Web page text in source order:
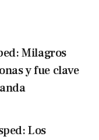
Milagros
y fue clave
Los